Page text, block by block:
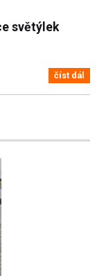
světýlek
číst dál